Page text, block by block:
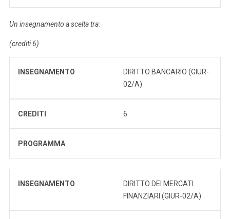
Un insegnamento a scelta tra:
(crediti 6)
INSEGNAMENTO
DIRITTO BANCARIO (GIUR-
02/A)
CREDITI 6
PROGRAMMA
INSEGNAMENTO
DIRITTO DEI MERCATI
FINANZIARI (GIUR-02/A)